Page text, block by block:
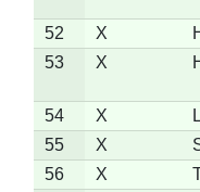
52 X
53
X
54 X
55
X
56
X